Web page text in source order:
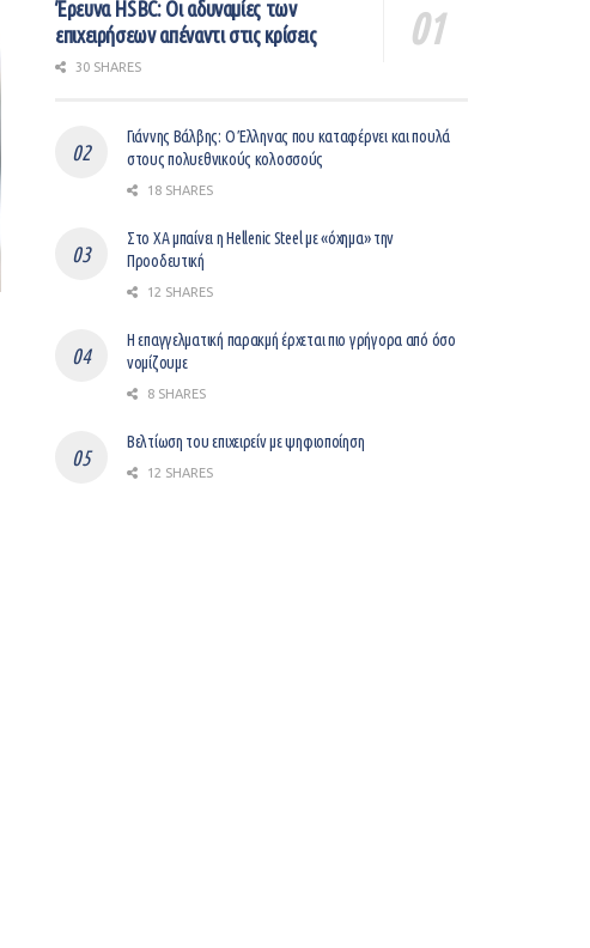
Έρευνα HSBC: Οι αδυναμίες των
επιχειρήσεων απέναντι στις κρίσεις
30 SHARES
Γιάννης Βάλβης: O Έλληνας που καταφέρνει και πουλά
στους πολυεθνικούς κολοσσούς
18 SHARES
Στο ΧΑ μπαίνει η Hellenic Steel με «όχημα» την
Προοδευτική
12 SHARES
Η επαγγελματική παρακμή έρχεται πιο γρήγορα από όσο
νομίζουμε
8 SHARES
Βελτίωση του επιχειρείν με ψηφιοποίηση
12 SHARES